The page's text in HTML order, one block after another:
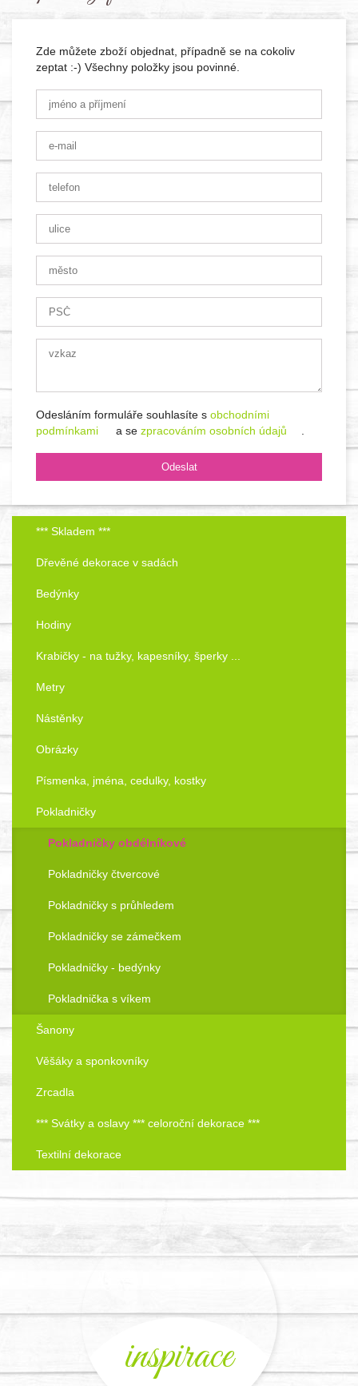
Zde můžete zboží objednat, případně se na cokoliv
zeptat :-) Všechny položky jsou povinné.
Odesláním formuláře souhlasíte s obchodními
podmínkami
a se zpracováním osobních údajů
*** Skladem ***
Dřevěné dekorace v sadách
Bedýnky
Hodiny
Krabičky - na tužky, kapesníky, šperky ...
Metry
Nástěnky
Obrázky
Písmenka, jména, cedulky, kostky
Pokladničky
Pokladničky obdélníkové
Pokladničky čtvercové
Pokladničky s průhledem
Pokladničky se zámečkem
Pokladničky - bedýnky
Pokladnička s víkem
Šanony
Věšáky a sponkovníky
Zrcadla
*** Svátky a oslavy *** celoroční dekorace ***
Textilní dekorace
inspirace